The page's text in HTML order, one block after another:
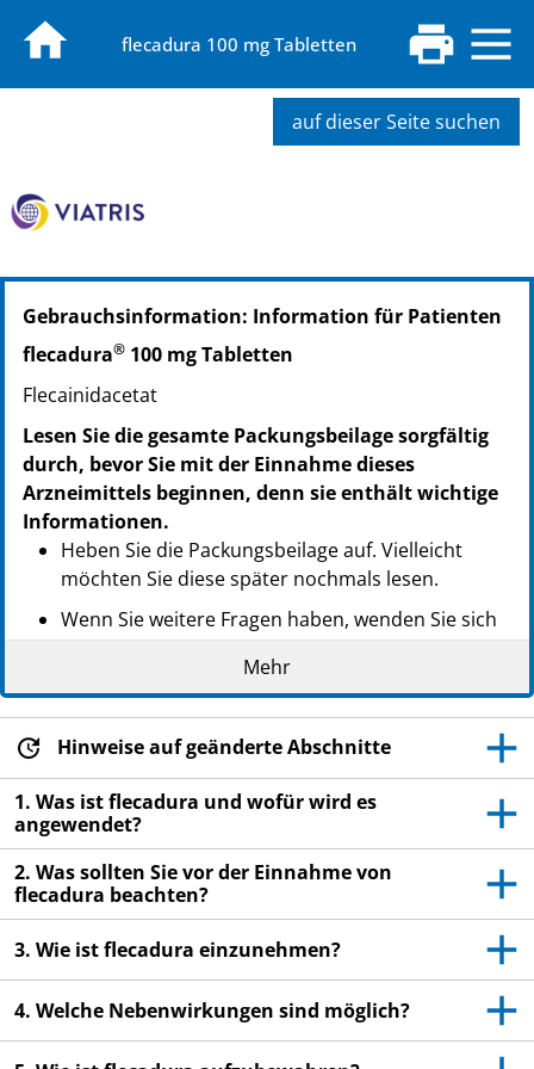
flecadura 100 mg Tabletten
auf dieser Seite suchen
PZN: 02262218
PPN: 110226221823
NTIN: 04150022622189
PPN: 110226224742
NTIN: 04150022622479
PZN: 02262253
PPN: 110226225308
NTIN: 04150022622530
Gebrauchsinformation: Information für Patienten
flecadura® 100 mg Tabletten
Flecainidacetat
Lesen Sie die gesamte Packungsbeilage sorgfältig
durch, bevor Sie mit der Einnahme dieses
Arzneimittels beginnen, denn sie enthält wichtige
Informationen.
Heben Sie die Packungsbeilage auf. Vielleicht
möchten Sie diese später nochmals lesen.
Wenn Sie weitere Fragen haben, wenden Sie sich
an Ihren Arzt oder Apotheker.
Dieses Arzneimittel wurde Ihnen persönlich
verschrieben. Geben Sie es nicht an Dritte weiter.
Es kann anderen Menschen schaden, auch wenn
diese die gleichen Beschwerden haben wie Sie.
Wenn Sie Nebenwirkungen bemerken, wenden Sie
sich an Ihren Arzt oder Apotheker. Dies gilt auch
für Nebenwirkungen, die nicht in dieser
Packungsbeilage angegeben sind. Siehe Abschnitt
Mehr
Hinweise auf geänderte Abschnitte
1. Was ist flecadura und wofür wird es
angewendet?
2. Was sollten Sie vor der Einnahme von
flecadura beachten?
3. Wie ist flecadura einzunehmen?
4. Welche Nebenwirkungen sind möglich?